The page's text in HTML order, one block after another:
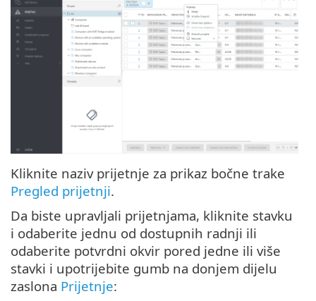
Kliknite naziv prijetnje za prikaz bočne trake
Pregled prijetnji.
Da biste upravljali prijetnjama, kliknite stavku
i odaberite jednu od dostupnih radnji ili
odaberite potvrdni okvir pored jedne ili više
stavki i upotrijebite gumb na donjem dijelu
zaslona Prijetnje: